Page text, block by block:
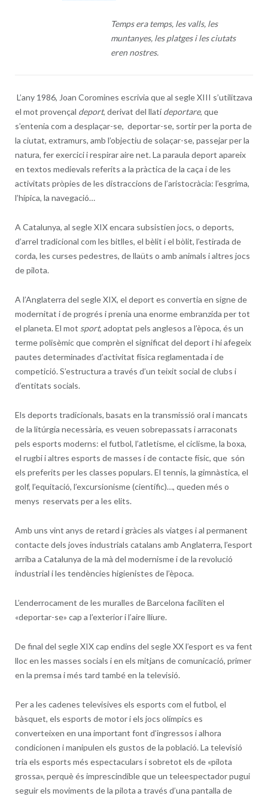
Temps era temps, les valls, les
muntanyes, les platges i les ciutats
eren nostres.
L’any 1986, Joan Coromines escrivia que al segle XIII s’utilitzava
el mot provençal deport, derivat del llatí deportare, que
s’entenia com a desplaçar-se, deportar-se, sortir per la porta de
la ciutat, extramurs, amb l’objectiu de solaçar-se, passejar per la
natura, fer exercici i respirar aire net. La paraula deport apareix
en textos medievals referits a la pràctica de la caça i de les
activitats pròpies de les distraccions de l’aristocràcia: l’esgrima,
l’hípica, la navegació…
A Catalunya, al segle XIX encara subsistien jocs, o deports,
d’arrel tradicional com les bitlles, el bèlit i el bòlit, l’estirada de
corda, les curses pedestres, de llaüts o amb animals i altres jocs
de pilota.
A l’Anglaterra del segle XIX, el deport es convertia en signe de
modernitat i de progrés i prenia una enorme embranzida per tot
el planeta. El mot sport, adoptat pels anglesos a l’època, és un
terme polisèmic que comprèn el significat del deport i hi afegeix
pautes determinades d’activitat física reglamentada i de
competició. S’estructura a través d’un teixit social de clubs i
d’entitats socials.
Els deports tradicionals, basats en la transmissió oral i mancats
de la litúrgia necessària, es veuen sobrepassats i arraconats
pels esports moderns: el futbol, l’atletisme, el ciclisme, la boxa,
el rugbi i altres esports de masses i de contacte físic, que són
els preferits per les classes populars. El tennis, la gimnàstica, el
golf, l’equitació, l’excursionisme (científic)…, queden més o
menys reservats per a les elits.
Amb uns vint anys de retard i gràcies als viatges i al permanent
contacte dels joves industrials catalans amb Anglaterra, l’esport
arriba a Catalunya de la mà del modernisme i de la revolució
industrial i les tendències higienistes de l’època.
L’enderrocament de les muralles de Barcelona faciliten el
«deportar-se» cap a l’exterior i l’aire lliure.
De final del segle XIX cap endins del segle XX l’esport es va fent
lloc en les masses socials i en els mitjans de comunicació, primer
en la premsa i més tard també en la televisió.
Per a les cadenes televisives els esports com el futbol, el
bàsquet, els esports de motor i els jocs olímpics es
converteixen en una important font d’ingressos i alhora
condicionen i manipulen els gustos de la població. La televisió
tria els esports més espectaculars i sobretot els de «pilota
grossa», perquè és imprescindible que un teleespectador pugui
seguir els moviments de la pilota a través d’una pantalla de